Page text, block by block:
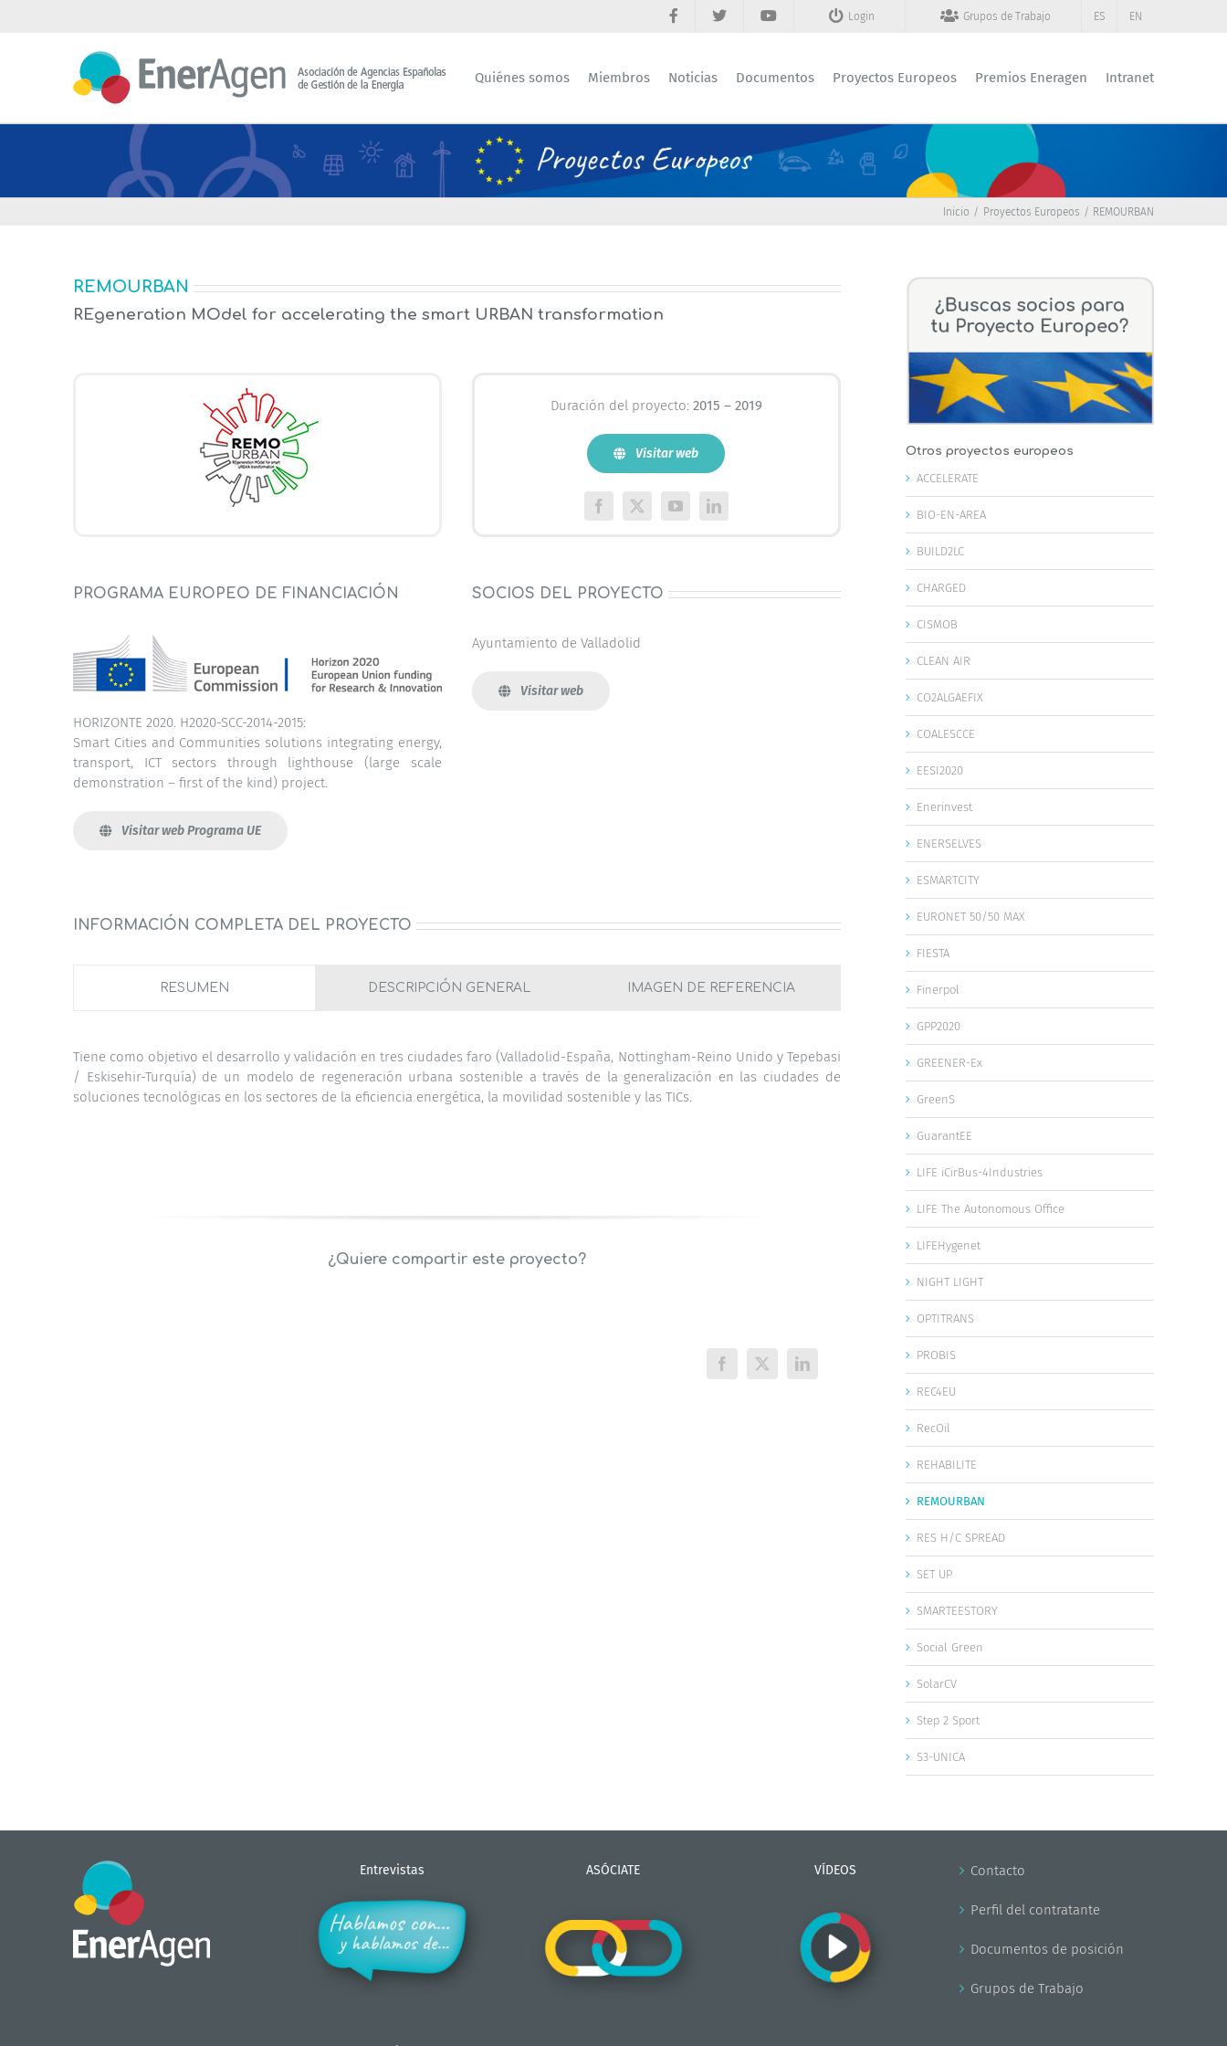
Login Grupos de Trabajo ES EN
Quiénes somos Miembros Noticias Documentos Proyectos Europeos Premios Eneragen Intranet
Inicio Proyectos Europeos REMOURBAN
REMOURBAN
REgeneration MOdel for accelerating the smart URBAN transformation
Duración del proyecto: 2015 – 2019
Visitar web
PROGRAMA EUROPEO DE FINANCIACIÓN
HORIZONTE 2020. H2020-SCC-2014-2015:
Smart Cities and Communities solutions integrating energy,
transport, ICT sectors through lighthouse (large scale
demonstration – first of the kind) project.
Visitar web Programa UE
SOCIOS DEL PROYECTO
Ayuntamiento de Valladolid
Visitar web
INFORMACIÓN COMPLETA DEL PROYECTO
RESUMEN DESCRIPCIÓN GENERAL IMAGEN DE REFERENCIA
Tiene como objetivo el desarrollo y validación en tres ciudades faro (Valladolid-España, Nottingham-Reino Unido y Tepebasi
/ Eskisehir-Turquía) de un modelo de regeneración urbana sostenible a través de la generalización en las ciudades de
soluciones tecnológicas en los sectores de la eficiencia energética, la movilidad sostenible y las TICs.
¿Quiere compartir este proyecto?
Otros proyectos europeos
ACCELERATE
BIO-EN-AREA
BUILD2LC
CHARGED
CISMOB
CLEAN AIR
CO2ALGAEFIX
COALESCCE
EESI2020
Enerinvest
ENERSELVES
ESMARTCITY
EURONET 50/50 MAX
FIESTA
Finerpol
GPP2020
GREENER-Ex
GreenS
GuarantEE
LIFE iCirBus-4Industries
LIFE The Autonomous Office
LIFEHygenet
NIGHT LIGHT
OPTITRANS
PROBIS
REC4EU
RecOil
REHABILITE
REMOURBAN
RES H/C SPREAD
SET UP
SMARTEESTORY
Social Green
SolarCV
Step 2 Sport
S3-UNICA
Entrevistas ASÓCIATE VÍDEOS Contacto
Perfil del contratante
Documentos de posición
Grupos de Trabajo